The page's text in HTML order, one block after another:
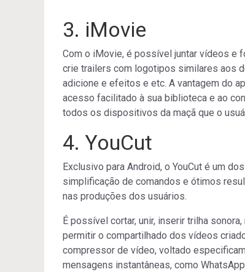
3. iMovie
Com o iMovie, é possível juntar vídeos e
crie trailers com logotipos similares aos
adicione e efeitos e etc. A vantagem do
acesso facilitado à sua biblioteca e ao
todos os dispositivos da maçã que o
4. YouCut
Exclusivo para Android, o YouCut é um
simplificação de comandos e ótimos
nas produções dos usuários.
É possível cortar, unir, inserir trilha
permitir o compartilhado dos vídeos
compressor de vídeo, voltado
mensagens instantâneas, como